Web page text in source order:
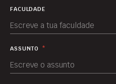
FACULDADE
ASSUNTO *